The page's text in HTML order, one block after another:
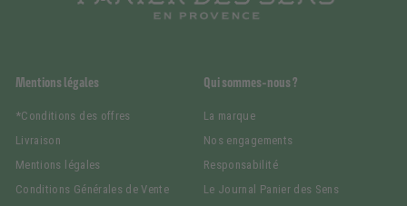
Mentions légales
*Conditions des offres
Livraison
Mentions légales
Conditions Générales de Vente
Qui sommes-nous ?
La marque
Nos engagements
Responsabilité
Le Journal Panier des Sens